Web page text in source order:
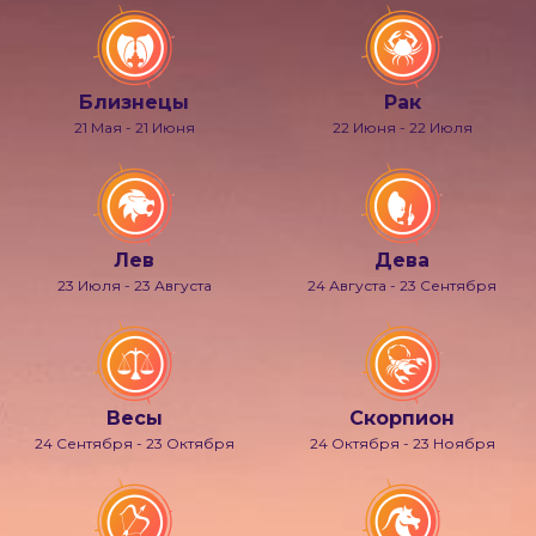
Близнецы
21 Мая - 21 Июня
Рак
22 Июня - 22 Июля
Лев
23 Июля - 23 Августа
Дева
24 Августа - 23 Сентября
Весы
24 Сентября - 23 Октября
Скорпион
24 Октября - 23 Ноября